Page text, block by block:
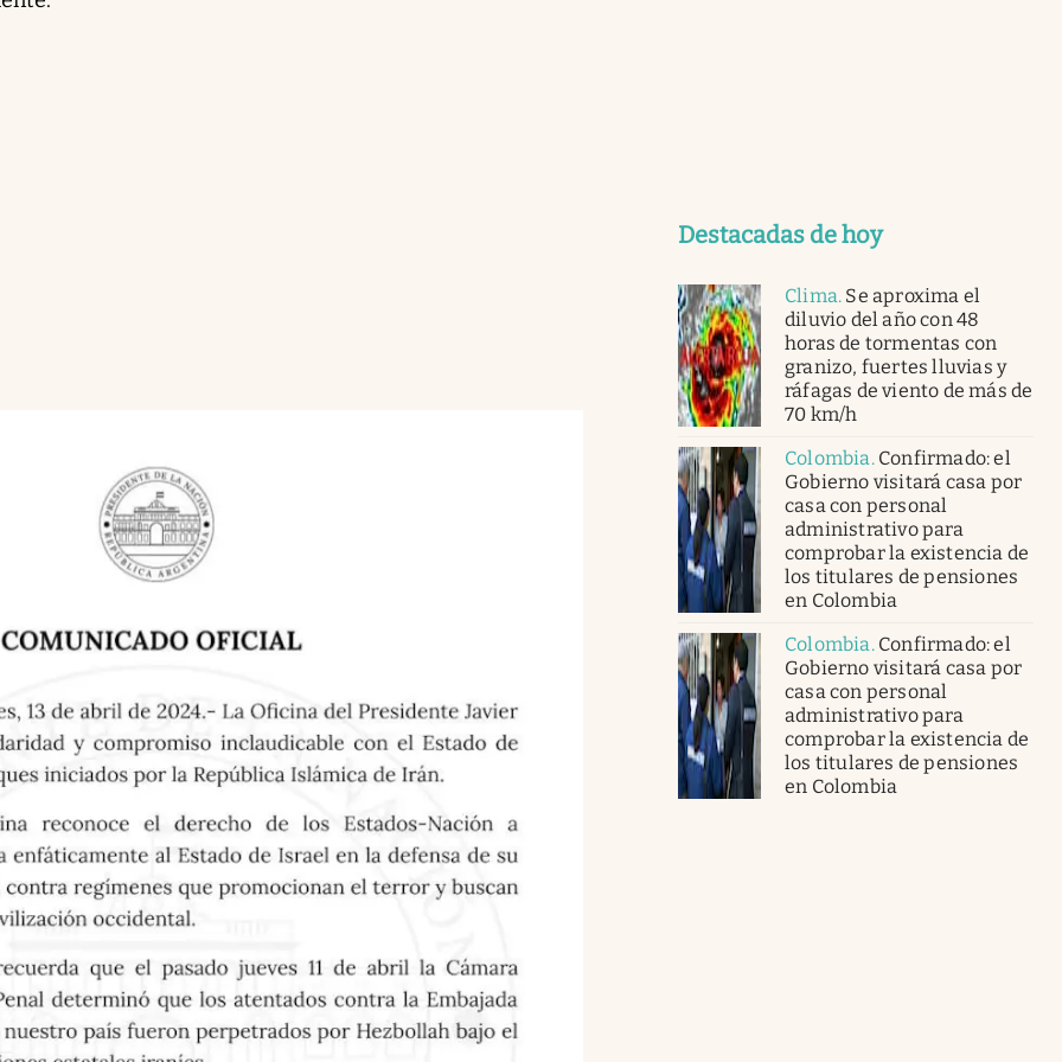
Destacadas de hoy
Clima. Se aproxima el
diluvio del año con 48
horas de tormentas con
granizo, fuertes lluvias y
ráfagas de viento de más de
70 km/h
Colombia. Confirmado: el
Gobierno visitará casa por
casa con personal
administrativo para
comprobar la existencia de
los titulares de pensiones
en Colombia
Colombia. Confirmado: el
Gobierno visitará casa por
casa con personal
administrativo para
comprobar la existencia de
los titulares de pensiones
en Colombia